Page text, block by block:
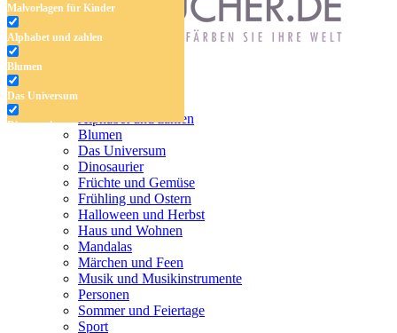
Malvorlagen für Kinder
Alphabet und zahlen
Blumen
Das Universum
Dinosaurier
Früchte und Gemüse
Frühling und Ostern
Halloween und Herbst
Haus und Wohnen
Märchen und Feen
Musik und Musikinstrumente
Malvorlagen für Kinder
Alphabet und zahlen
Blumen
Das Universum
Dinosaurier
Früchte und Gemüse
Frühling und Ostern
Halloween und Herbst
Haus und Wohnen
Mandalas
Märchen und Feen
Musik und Musikinstrumente
Personen
Sommer und Feiertage
Sport